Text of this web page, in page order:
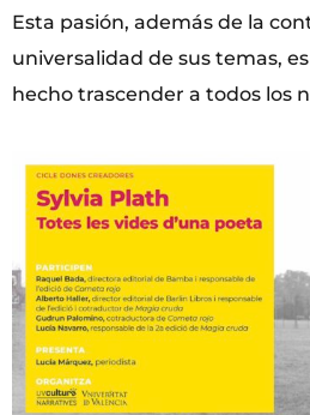
Esta pasión, además de la
universalidad de sus temas,
hecho trascender a todos los